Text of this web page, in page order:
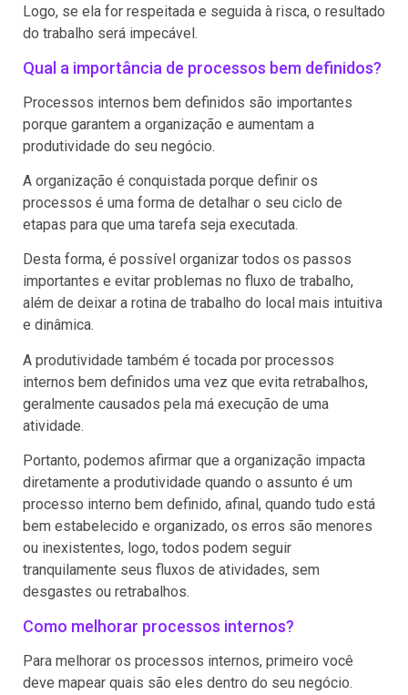
Logo, se ela for respeitada e seguida à risca, o resultado
do trabalho será impecável.
Qual a importância de processos bem definidos?
Processos internos bem definidos são importantes
porque garantem a organização e aumentam a
produtividade do seu negócio.
A organização é conquistada porque definir os
processos é uma forma de detalhar o seu ciclo de
etapas para que uma tarefa seja executada.
Desta forma, é possível organizar todos os passos
importantes e evitar problemas no fluxo de trabalho,
além de deixar a rotina de trabalho do local mais intuitiva
e dinâmica.
A produtividade também é tocada por processos
internos bem definidos uma vez que evita retrabalhos,
geralmente causados pela má execução de uma
atividade.
Portanto, podemos afirmar que a organização impacta
diretamente a produtividade quando o assunto é um
processo interno bem definido, afinal, quando tudo está
bem estabelecido e organizado, os erros são menores
ou inexistentes, logo, todos podem seguir
tranquilamente seus fluxos de atividades, sem
desgastes ou retrabalhos.
Como melhorar processos internos?
Para melhorar os processos internos, primeiro você
deve mapear quais são eles dentro do seu negócio.